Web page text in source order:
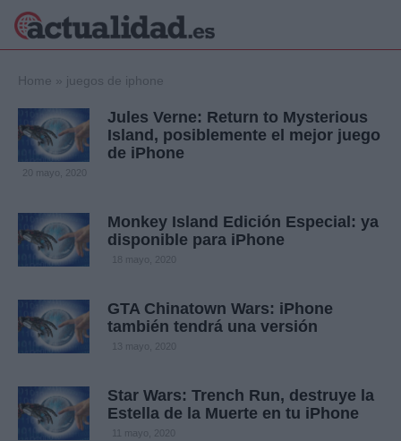
Política
Economía
Viajes
Deportes
Gente
Home » juegos de iphone
Jules Verne: Return to Mysterious
Island, posiblemente el mejor juego
de iPhone
20 mayo, 2020
Monkey Island Edición Especial: ya
disponible para iPhone
18 mayo, 2020
GTA Chinatown Wars: iPhone
también tendrá una versión
13 mayo, 2020
Star Wars: Trench Run, destruye la
Estella de la Muerte en tu iPhone
11 mayo, 2020